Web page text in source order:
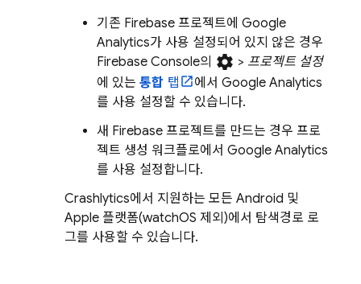
기존 Firebase 프로젝트에 Google
Analytics가 사용 설정되어 있지 않은 경우
Firebase Console의 settings > 프로젝트 설정
에 있는 통합 탭 에서 Google Analytics
를 사용 설정할 수 있습니다.
새 Firebase 프로젝트를 만드는 경우 프로
젝트 생성 워크플로에서 Google Analytics
를 사용 설정합니다.
Crashlytics에서 지원하는 모든 Android 및
Apple 플랫폼(watchOS 제외)에서 탐색경로 로
그를 사용할 수 있습니다.